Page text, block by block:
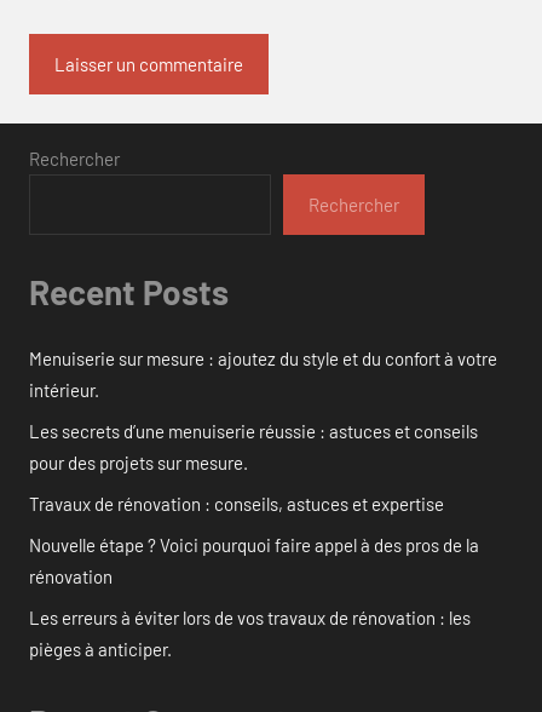
Rechercher
Rechercher
Recent Posts
Menuiserie sur mesure : ajoutez du style et du confort à votre
intérieur.
Les secrets d’une menuiserie réussie : astuces et conseils
pour des projets sur mesure.
Travaux de rénovation : conseils, astuces et expertise
Nouvelle étape ? Voici pourquoi faire appel à des pros de la
rénovation
Les erreurs à éviter lors de vos travaux de rénovation : les
pièges à anticiper.